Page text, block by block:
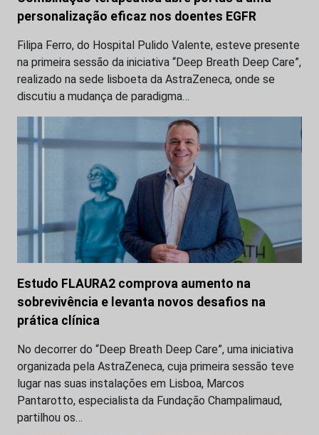
personalização eficaz nos doentes EGFR
Filipa Ferro, do Hospital Pulido Valente, esteve presente
na primeira sessão da iniciativa “Deep Breath Deep Care”,
realizado na sede lisboeta da AstraZeneca, onde se
discutiu a mudança de paradigma…
Estudo FLAURA2 comprova aumento na
sobrevivência e levanta novos desafios na
prática clínica
No decorrer do “Deep Breath Deep Care”, uma iniciativa
organizada pela AstraZeneca, cuja primeira sessão teve
lugar nas suas instalações em Lisboa, Marcos
Pantarotto, especialista da Fundação Champalimaud,
partilhou os…